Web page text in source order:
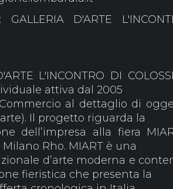
GALLERIA D'ARTE
L'INCONTRO DI
attiva dal 2005
al dettaglio di
Il progetto riguarda la
dell’impresa alla fiera
Milano Rho. MIART è una
d’arte moderna e
fieristica che presenta la